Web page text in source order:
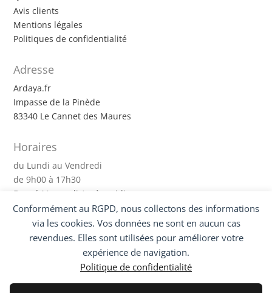
Conformément au RGPD, nous collectons des informations
via les cookies. Vos données ne sont en aucun cas
revendues. Elles sont utilisées pour améliorer votre
expérience de navigation.
Politique de confidentialité
Avis clients
Mentions légales
Politiques de confidentialité
Adresse
Ardaya.fr
Impasse de la Pinède
83340 Le Cannet des Maures
Horaires
du Lundi au Vendredi
de 9h00 à 17h30
Fermé Mercredi Après-midi
Suivez-nous !